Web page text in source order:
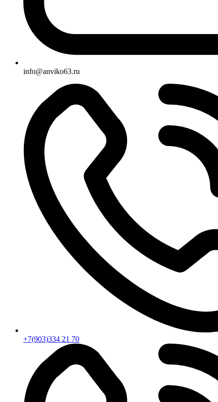
info@anviko63.ru
+7(903)334 21 70